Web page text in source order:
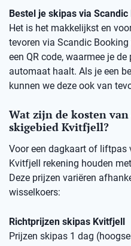
Bestel je skipas via
Het is het makkelijkst en
tevoren via Scandic
een QR code, waarmee je
automaat haalt. Als je een
kunnen we deze ook van
Wat zijn de kosten
skigebied Kvitfjell?
Voor een dagkaart of liftpas
Kvitfjell rekening houden
Deze prijzen variëren
wisselkoers:
Richtprijzen skipas Kvitfjell
Prijzen skipas 1 dag